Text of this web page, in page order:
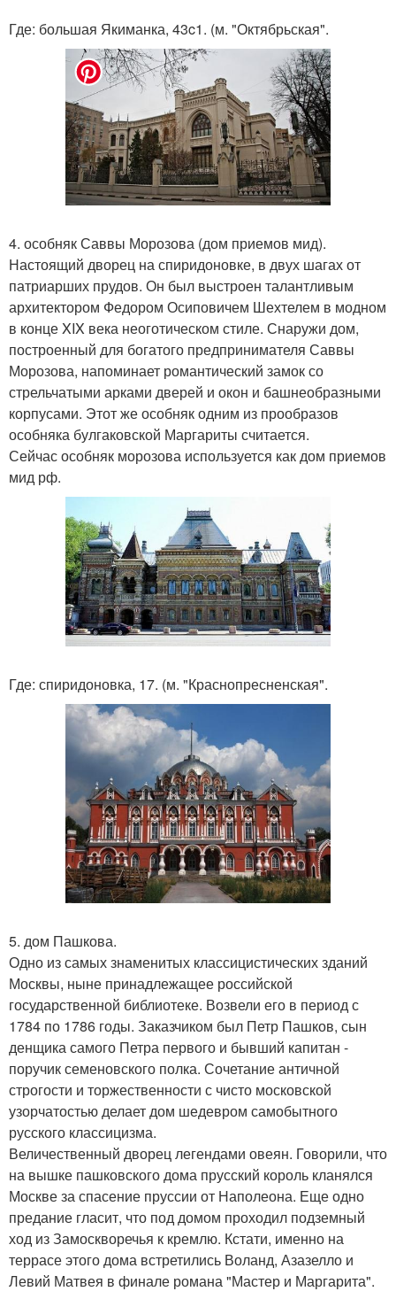
Где: большая Якиманка, 43c1. (м. "Октябрьская".
4. особняк Саввы Морозова (дом приемов мид).
Настоящий дворец на спиридоновке, в двух шагах от
патриарших прудов. Он был выстроен талантливым
архитектором Федором Осиповичем Шехтелем в модном
в конце XIX века неоготическом стиле. Снаружи дом,
построенный для богатого предпринимателя Саввы
Морозова, напоминает романтический замок со
стрельчатыми арками дверей и окон и башнеобразными
корпусами. Этот же особняк одним из прообразов
особняка булгаковской Маргариты считается.
Сейчас особняк морозова используется как дом приемов
мид рф.
Где: спиридоновка, 17. (м. "Краснопресненская".
5. дом Пашкова.
Одно из самых знаменитых классицистических зданий
Москвы, ныне принадлежащее российской
государственной библиотеке. Возвели его в период с
1784 по 1786 годы. Заказчиком был Петр Пашков, сын
денщика самого Петра первого и бывший капитан -
поручик семеновского полка. Сочетание античной
строгости и торжественности с чисто московской
узорчатостью делает дом шедевром самобытного
русского классицизма.
Величественный дворец легендами овеян. Говорили, что
на вышке пашковского дома прусский король кланялся
Москве за спасение пруссии от Наполеона. Еще одно
предание гласит, что под домом проходил подземный
ход из Замоскворечья к кремлю. Кстати, именно на
террасе этого дома встретились Воланд, Азазелло и
Левий Матвея в финале романа "Мастер и Маргарита".